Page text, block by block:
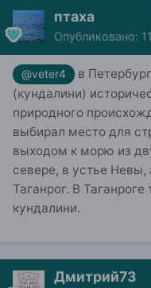
птаха
Опубликовано:
@veter4
в
(кундалини)
природного
выбирал место для
выходом к морю из
севере, в устье
Таганрог. В
кундалини.
Дмитрий73